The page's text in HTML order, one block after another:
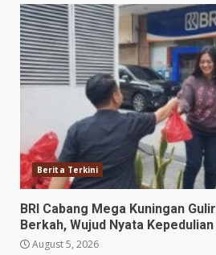
Berita Terkini
BRI Cabang Mega Kuningan
Berkah, Wujud Nyata Kepedulian
August 5, 2026